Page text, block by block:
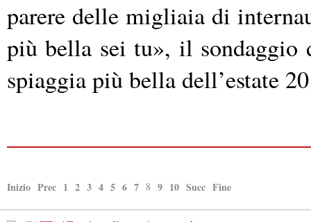
parere delle migliaia di
più bella sei tu», il sondaggio
spiaggia più bella dell’estate
Inizio Prec 1 2 3 4 5 6 7 8 9 10 Succ Fine